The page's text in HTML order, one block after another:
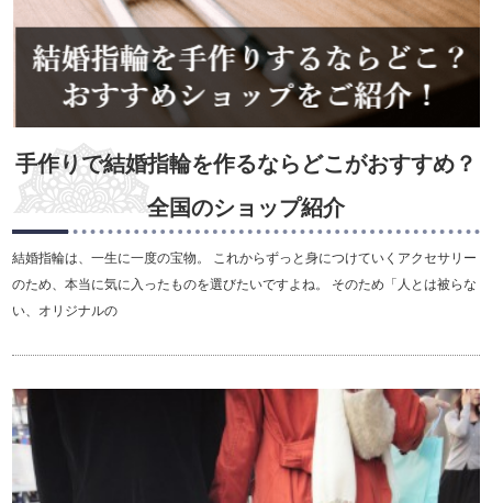
手作りで結婚指輪を作るならどこがおすすめ？
全国のショップ紹介
結婚指輪は、一生に一度の宝物。 これからずっと身につけていくアクセサリー
のため、本当に気に入ったものを選びたいですよね。 そのため「人とは被らな
い、オリジナルの